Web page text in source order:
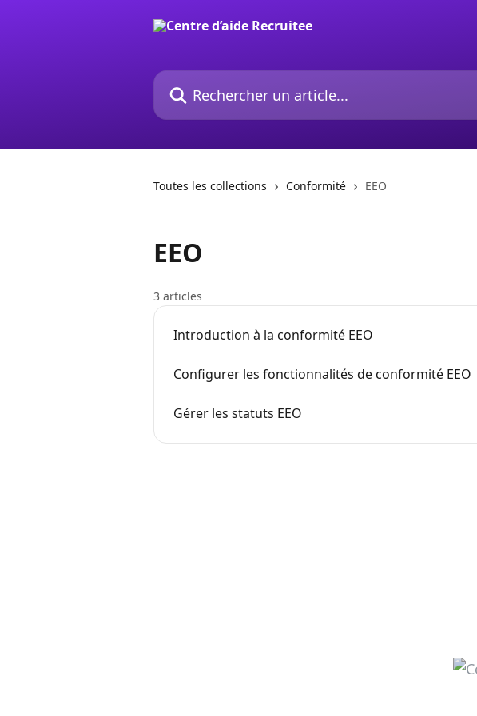
Rechercher un article...
Toutes les collections Conformité EEO
EEO
3 articles
Introduction à la conformité EEO
Configurer les fonctionnalités de conformité EEO
Gérer les statuts EEO